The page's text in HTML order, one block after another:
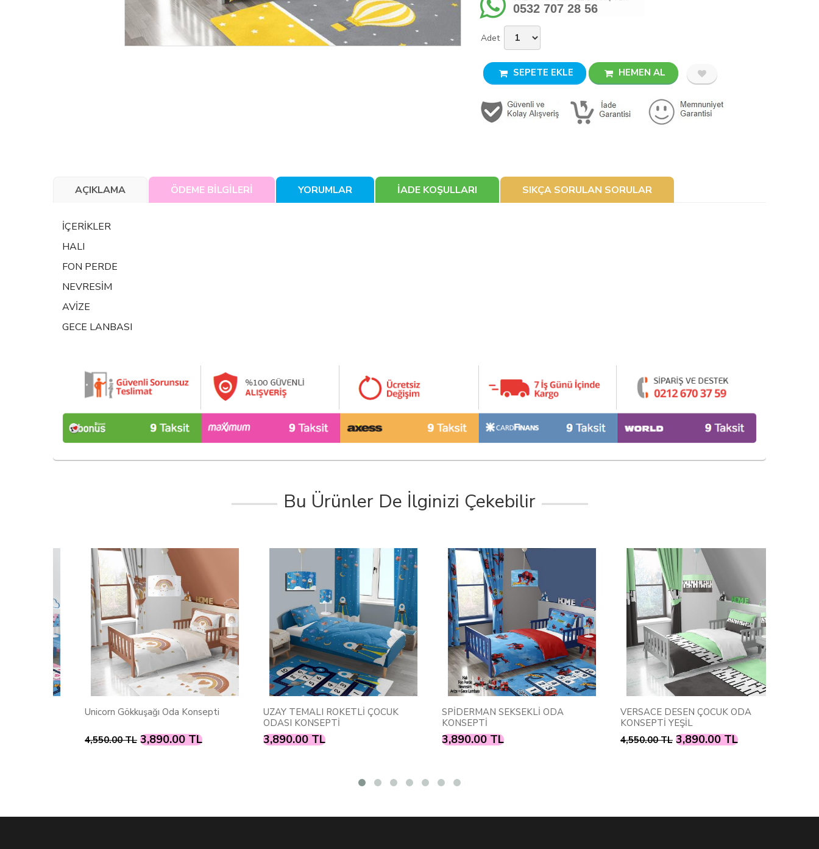
0532 707 28 56
Adet
SEPETE EKLE HEMEN AL
AÇIKLAMA ÖDEME BİLGİLERİ YORUMLAR İADE KOŞULLARI SIKÇA SORULAN SORULAR
İÇERİKLER
HALI
FON PERDE
NEVRESİM
AVİZE
GECE LANBASI
Bu Ürünler De İlginizi Çekebilir
Unicorn Gökkuşağı Oda Konsepti
4,550.00 TL 3,890.00 TL
UZAY TEMALI ROKETLİ ÇOCUK
ODASI KONSEPTİ
3,890.00 TL
SPİDERMAN SEKSEKLİ ODA
KONSEPTİ
3,890.00 TL
VERSACE DESEN ÇOCUK ODA
KONSEPTİ YEŞİL
4,550.00 TL 3,890.00 TL